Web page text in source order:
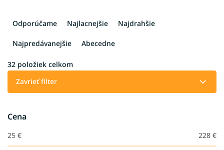
a
i
d
u
k
Odporúčame Najlacnejšie Najdrahšie
Najpredávanejšie Abecedne
32 položiek celkom
Zavrieť filter
Cena
25 € 228 €